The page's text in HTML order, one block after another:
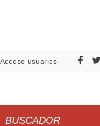
Acceso usuarios
BUSCADOR